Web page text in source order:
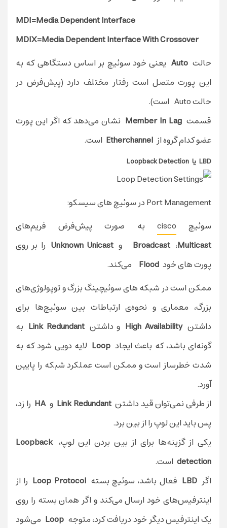
MDI=Media Dependent Interface
MDIX=Media Dependent Interface With Crossover
حالتAuto یعنی خود سوئیچ بر اساس دستگاهی که به
این پورت متصل است رفتار مختلف دارد (پیش‌فرض در
حالت Auto است).
قسمت Member In Lag نشان می‌دهد که اگر این پورت
عضو کدام گروه از Etherchannel است.
LBD یا Loopback Detection
Port Management در سوئیچ های سیسکو:
سوئیچ cisco به صورت پیش‌فرض فریم‌های
Broadcast،Multicast و Unknown Unicast را بر روی
پورت های خود Flood می‌کند.
ممکن است در شبکه های سوئیچینگ بزرگ و توپولوژی‌های
بزرگ، معماری و نحوه‌ی ارتباطات بین سوئیچ‌ها برای
داشتنHigh Availability و داشتنLink Redundant به
گونه‌ای باشد، که باعث ایجاد Loop لایه دویی شود که به
شدت خطر‌ساز است و ممکن است عملکرد شبکه‌ را پایین
آورد.
از طرفی نمی‌توان قید داشتنLink Redundant وHA را زد،
پس باید این لوپ را از بین برد.
یکی از گزینه‌ها برای از بین بردن این لوپ،Loopback
detection است.
اگرLBD فعال باشد، سوئیچ بستهLoop Protocol را از
اینترفیس‌های خود ارسال می‌کند و اگر همان بسته را روی
یک اینترفیس دیگر خود دریافت کرد، متوجهLoop می‌شود